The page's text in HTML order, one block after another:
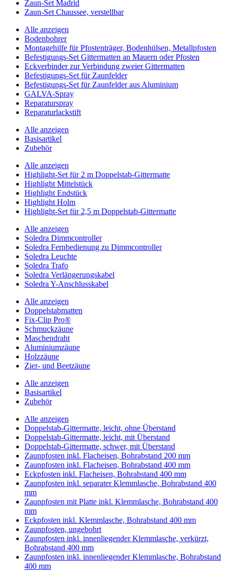
Zaun-Set Madrid
Zaun-Set Chaussee, verstellbar
Alle anzeigen
Bodenbohrer
Montagehilfe für Pfostenträger, Bodenhülsen, Metallpfosten
Befestigungs-Set Gittermatten an Mauern oder Pfosten
Eckverbinder zur Verbindung zweier Gittermatten
Befestigungs-Set für Zaunfelder
Befestigungs-Set für Zaunfelder aus Aluminium
GALVA-Spray
Reparaturspray
Reparaturlackstift
Alle anzeigen
Basisartikel
Zubehör
Alle anzeigen
Highlight-Set für 2 m Doppelstab-Gittermatte
Highlight Mittelstück
Highlight Endstück
Highlight Holm
Highlight-Set für 2,5 m Doppelstab-Gittermatte
Alle anzeigen
Soledra Dimmcontroller
Soledra Fernbedienung zu Dimmcontroller
Soledra Leuchte
Soledra Trafo
Soledra Verlängerungskabel
Soledra Y-Anschlusskabel
Alle anzeigen
Doppelstabmatten
Fix-Clip Pro®
Schmuckzäune
Maschendraht
Aluminiumzäune
Holzzäune
Zier- und Beetzäune
Alle anzeigen
Basisartikel
Zubehör
Alle anzeigen
Doppelstab-Gittermatte, leicht, ohne Überstand
Doppelstab-Gittermatte, leicht, mit Überstand
Doppelstab-Gittermatte, schwer, mit Überstand
Zaunpfosten inkl. Flacheisen, Bohrabstand 200 mm
Zaunpfosten inkl. Flacheisen, Bohrabstand 400 mm
Eckpfosten inkl. Flacheisen, Bohrabstand 400 mm
Zaunpfosten inkl. separater Klemmlasche, Bohrabstand 400
mm
Zaunpfosten mit Platte inkl. Klemmlasche, Bohrabstand 400
mm
Eckpfosten inkl. Klemmlasche, Bohrabstand 400 mm
Zaunpfosten, ungebohrt
Zaunpfosten inkl. innenliegender Klemmlasche, verkürzt,
Bohrabstand 400 mm
Zaunpfosten inkl. innenliegender Klemmlasche, Bohrabstand
400 mm